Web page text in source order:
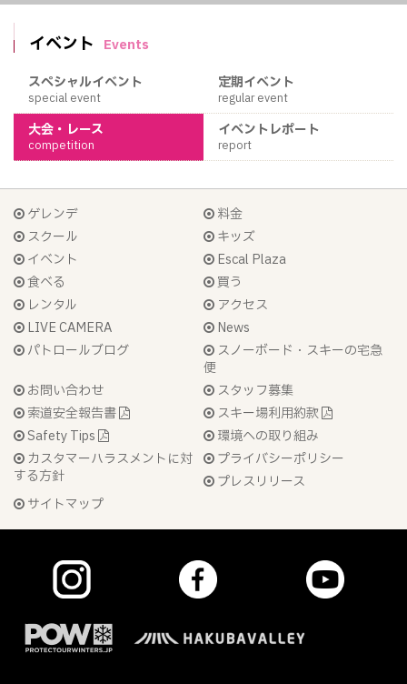
イベント
Events
スペシャルイベント
special event
定期イベント
regular event
大会・レース
competition
イベントレポート
report
ゲレンデ
料金
スクール
キッズ
イベント
Escal Plaza
食べる
買う
レンタル
アクセス
LIVE CAMERA
News
パトロールブログ
スノーボード・スキーの宅急
便
お問い合わせ
スタッフ募集
索道安全報告書
スキー場利用約款
Safety Tips
環境への取り組み
カスタマーハラスメントに対
する方針
プライバシーポリシー
プレスリリース
サイトマップ